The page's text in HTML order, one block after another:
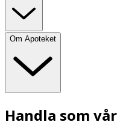
Om Apoteket
Handla som